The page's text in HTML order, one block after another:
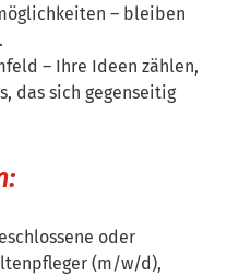
– bleiben
– Ihre Ideen zählen,
das sich gegenseitig
oder
(m/w/d),